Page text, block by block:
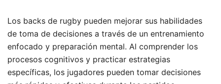
Los backs de rugby pueden mejorar sus habilidades
de toma de decisiones a través de un entrenamiento
enfocado y preparación mental. Al comprender los
procesos cognitivos y practicar estrategias
específicas, los jugadores pueden tomar decisiones